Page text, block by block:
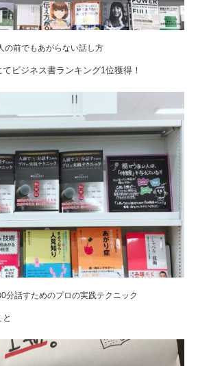
の前でもあがらない話し方
ビジネス書ランキング1位獲得！
分話すためのプロの実践テクニック